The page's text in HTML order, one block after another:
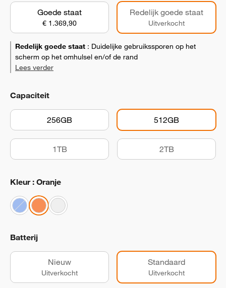
Goede staat
€ 1.369,90
Redelijk goede staat
Uitverkocht
Redelijk goede staat : Duidelijke gebruikssporen op het
scherm op het omhulsel en/of de rand
Lees verder
Capaciteit
256GB 512GB
1TB 2TB
Kleur : Oranje
Batterij
Nieuw
Uitverkocht
Standaard
Uitverkocht